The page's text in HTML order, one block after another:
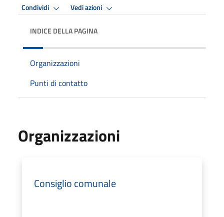
Condividi Vedi azioni
INDICE DELLA PAGINA
Organizzazioni
Punti di contatto
Organizzazioni
Consiglio comunale